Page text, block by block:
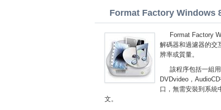
Format Factory Windows
Format Factory
解碼器和過濾器的交
辨率或質量。
該程序包括一組
DVDvideo，
口，無需安裝到系統
文。